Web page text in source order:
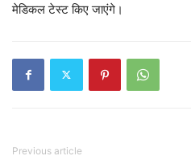
मेडिकल टेस्ट किए जाएंगे।
Previous article